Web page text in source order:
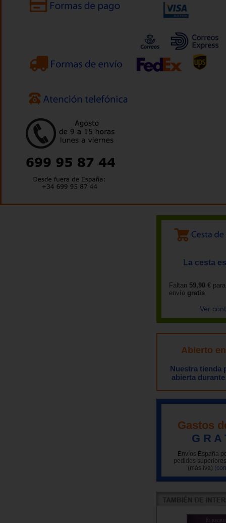
La cesta
Faltan 59,90 €
envío gratis
Ver
Abierto
Nuestra tienda
abierta
Gastos
G R A
Envíos España
pedidos
(más iva)